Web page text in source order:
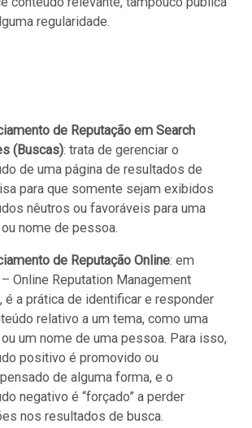
regularidade.
de Reputação em Search
(Buscas): trata de gerenciar o
de uma página de resultados de
para que somente sejam exibidos
nêutros ou favoráveis para uma
nome de pessoa.
de Reputação Online: em
Online Reputation Management
é a prática de identificar e responder
relativo a um tema, como uma
um nome de uma pessoa. Para isso,
positivo é promovido ou
de alguma forma, e o
negativo é “forçado” a perder
nos resultados de busca.